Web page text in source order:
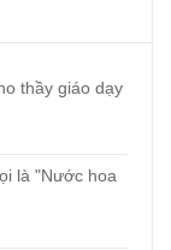
thầy giáo dạy
là "Nước hoa